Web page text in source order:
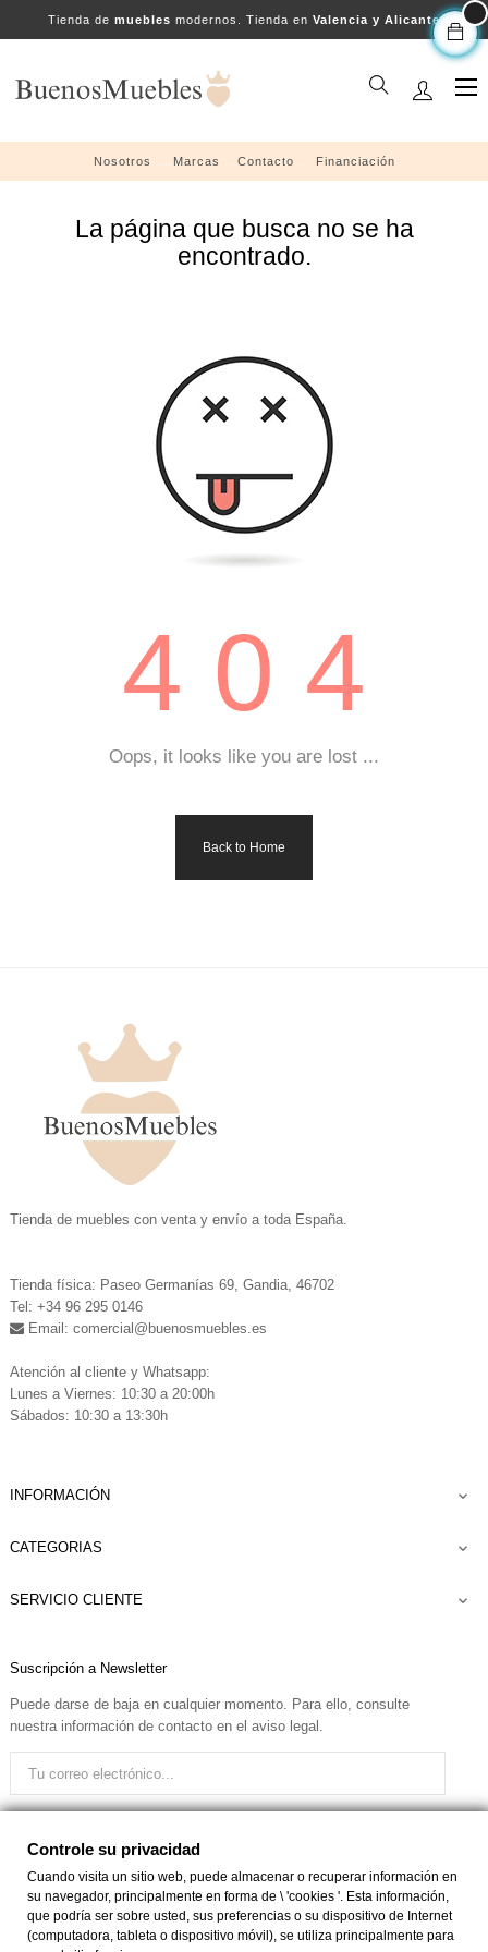
Tienda de muebles modernos. Tienda en Valencia y Alicante
☰
Nosotros .... Marcas ....Contacto.... Financiación
La página que busca no se ha
encontrado.
4 0 4
Oops, it looks like you are lost ...
Back to Home
Tienda de muebles con venta y envío a toda España.
Tienda física: Paseo Germanías 69, Gandia, 46702
Tel: +34 96 295 0146
Email: comercial @buenosmuebles.es
Atención al cliente y Whatsapp:
Lunes a Viernes: 10:30 a 20:00h
Sábados: 10:30 a 13:30h
INFORMACIÓN 
CATEGORIAS 
SERVICIO CLIENTE 
Suscripción a Newsletter
Puede darse de baja en cualquier momento. Para ello, consulte
nuestra información de contacto en el aviso legal.
FacebookInstagram
Controle su privacidad
Cuando visita un sitio web, puede almacenar o recuperar información en
su navegador, principalmente en forma de \ 'cookies '. Esta información,
que podría ser sobre usted, sus preferencias o su dispositivo de Internet
(computadora, tableta o dispositivo móvil), se utiliza principalmente para